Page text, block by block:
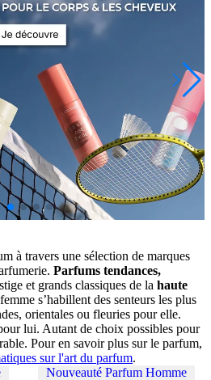
à travers une sélection de marques
Parfums tendances,
et grands classiques de la haute
s’habillent des senteurs les plus
orientales ou fleuries pour elle.
lui. Autant de choix possibles pour
Pour en savoir plus sur le parfum,
sur l'art du parfum.
Nouveauté Parfum Homme